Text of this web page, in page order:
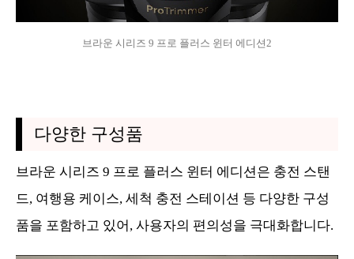
브라운 시리즈 9 프로 플러스 윈터 에디션2
다양한 구성품
브라운 시리즈 9 프로 플러스 윈터 에디션은 충전 스탠
드, 여행용 케이스, 세척 충전 스테이션 등 다양한 구성
품을 포함하고 있어, 사용자의 편의성을 극대화합니다.